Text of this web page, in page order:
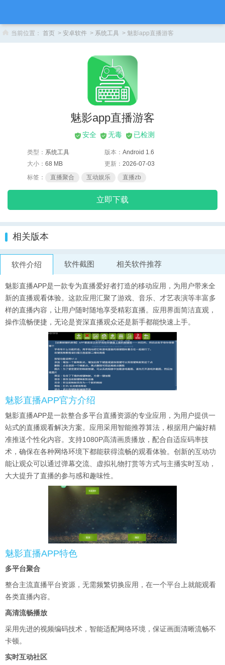
当前位置： 首页 > 安卓软件 > 系统工具 > 魅影app直播游客
魅影app直播游客
安全 无毒 已检测
立即下载
类型： 系统工具 版本： Android 1.6
大小： 68 MB 更新： 2026-07-03
标签：
直播聚合 互动娱乐 直播zb
相关版本
软件介绍 软件截图 相关软件推荐
魅影直播APP是一款专为直播爱好者打造的移动应用，为用户带来全
新的直播观看体验。这款应用汇聚了游戏、音乐、才艺表演等丰富多
样的直播内容，让用户随时随地享受精彩直播。应用界面简洁直观，
操作流畅便捷，无论是资深直播观众还是新手都能快速上手。
魅影直播APP官方介绍
魅影直播APP是一款整合多平台直播资源的专业应用，为用户提供一
站式的直播观看解决方案。应用采用智能推荐算法，根据用户偏好精
准推送个性化内容。支持1080P高清画质播放，配合自适应码率技
术，确保在各种网络环境下都能获得流畅的观看体验。创新的互动功
能让观众可以通过弹幕交流、虚拟礼物打赏等方式与主播实时互动，
大大提升了直播的参与感和趣味性。
魅影直播APP特色
多平台聚合
整合主流直播平台资源，无需频繁切换应用，在一个平台上就能观看
各类直播内容。
高清流畅播放
采用先进的视频编码技术，智能适配网络环境，保证画面清晰流畅不
卡顿。
实时互动社区